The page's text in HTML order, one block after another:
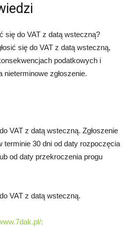
się do VAT z datą wsteczną?
się do VAT z datą wsteczną,
podatkowych i
zgłoszenie.
VAT z datą wsteczną. Zgłoszenie
terminie 30 dni od daty rozpoczęcia
od daty przekroczenia progu
VAT z datą wsteczną.
: